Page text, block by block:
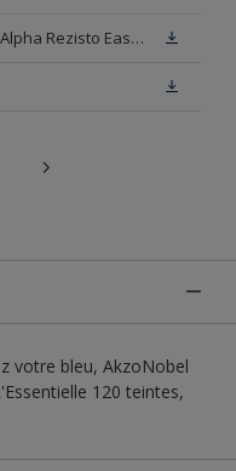
Fiche de données de sécurité Alpha Rezisto Easy Clean Satin Blanc
votre bleu, AkzoNobel
120 teintes,